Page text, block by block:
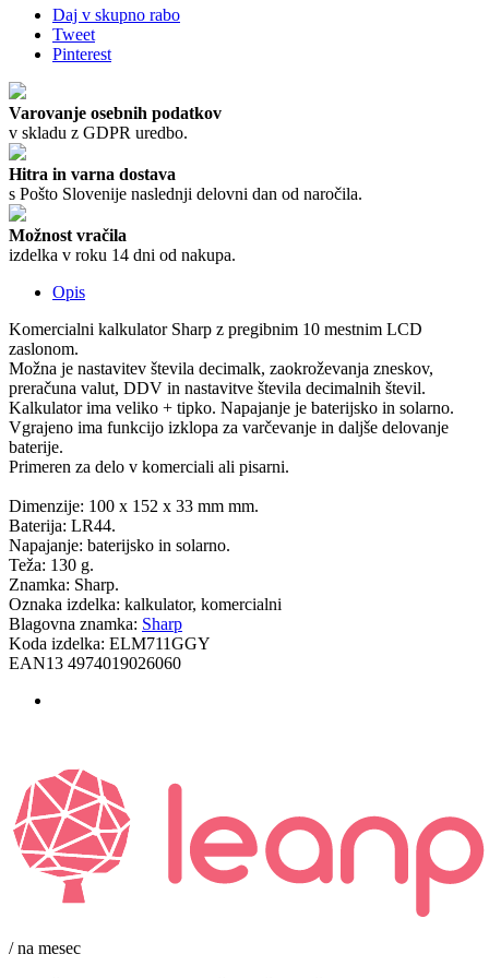
Daj v skupno rabo
Tweet
Pinterest
Varovanje osebnih podatkov
v skladu z GDPR uredbo.
Hitra in varna dostava
s Pošto Slovenije naslednji delovni dan od naročila.
Možnost vračila
izdelka v roku 14 dni od nakupa.
Opis
Komercialni kalkulator Sharp z pregibnim 10 mestnim LCD
zaslonom.
Možna je nastavitev števila decimalk, zaokroževanja zneskov,
preračuna valut, DDV in nastavitve števila decimalnih števil.
Kalkulator ima veliko + tipko. Napajanje je baterijsko in solarno.
Vgrajeno ima funkcijo izklopa za varčevanje in daljše delovanje
baterije.
Primeren za delo v komerciali ali pisarni.
Dimenzije: 100 x 152 x 33 mm mm.
Baterija: LR44.
Napajanje: baterijsko in solarno.
Teža: 130 g.
Znamka: Sharp.
Oznaka izdelka: kalkulator, komercialni
Blagovna znamka: Sharp
Koda izdelka: ELM711GGY
EAN13 4974019026060
/ na mesec